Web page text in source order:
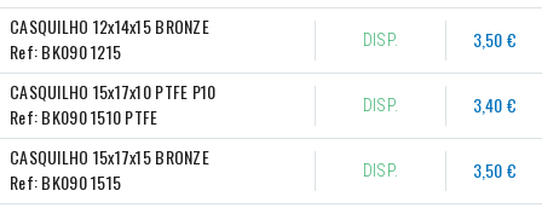
CASQUILHO 12x14x15 BRONZE
Ref:BK090 1215 DISP. 3,50 €
CASQUILHO 15x17x10 PTFE P10
Ref:BK090 1510 PTFE DISP. 3,40 €
CASQUILHO 15x17x15 BRONZE
Ref:BK090 1515 DISP. 3,50 €